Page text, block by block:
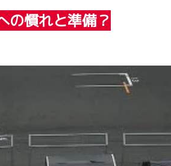
の慣れと準備？